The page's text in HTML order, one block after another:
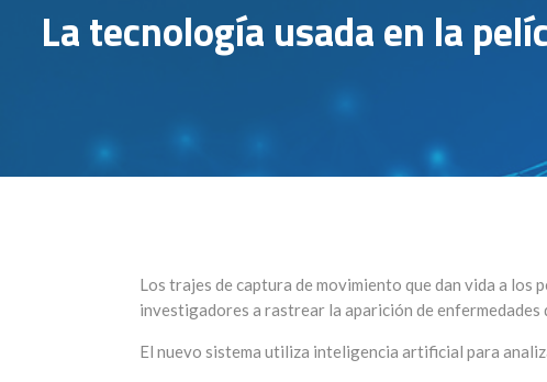
La tecnología usada en la
Los trajes de captura de movimiento que dan vida a los
investigadores a rastrear la aparición de enfermedades
El nuevo sistema utiliza inteligencia artificial para